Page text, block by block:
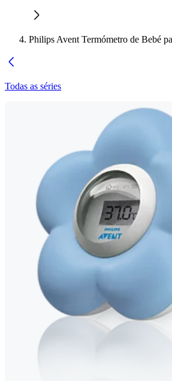
Philips Avent Termómetro de Bebé
Todas as séries